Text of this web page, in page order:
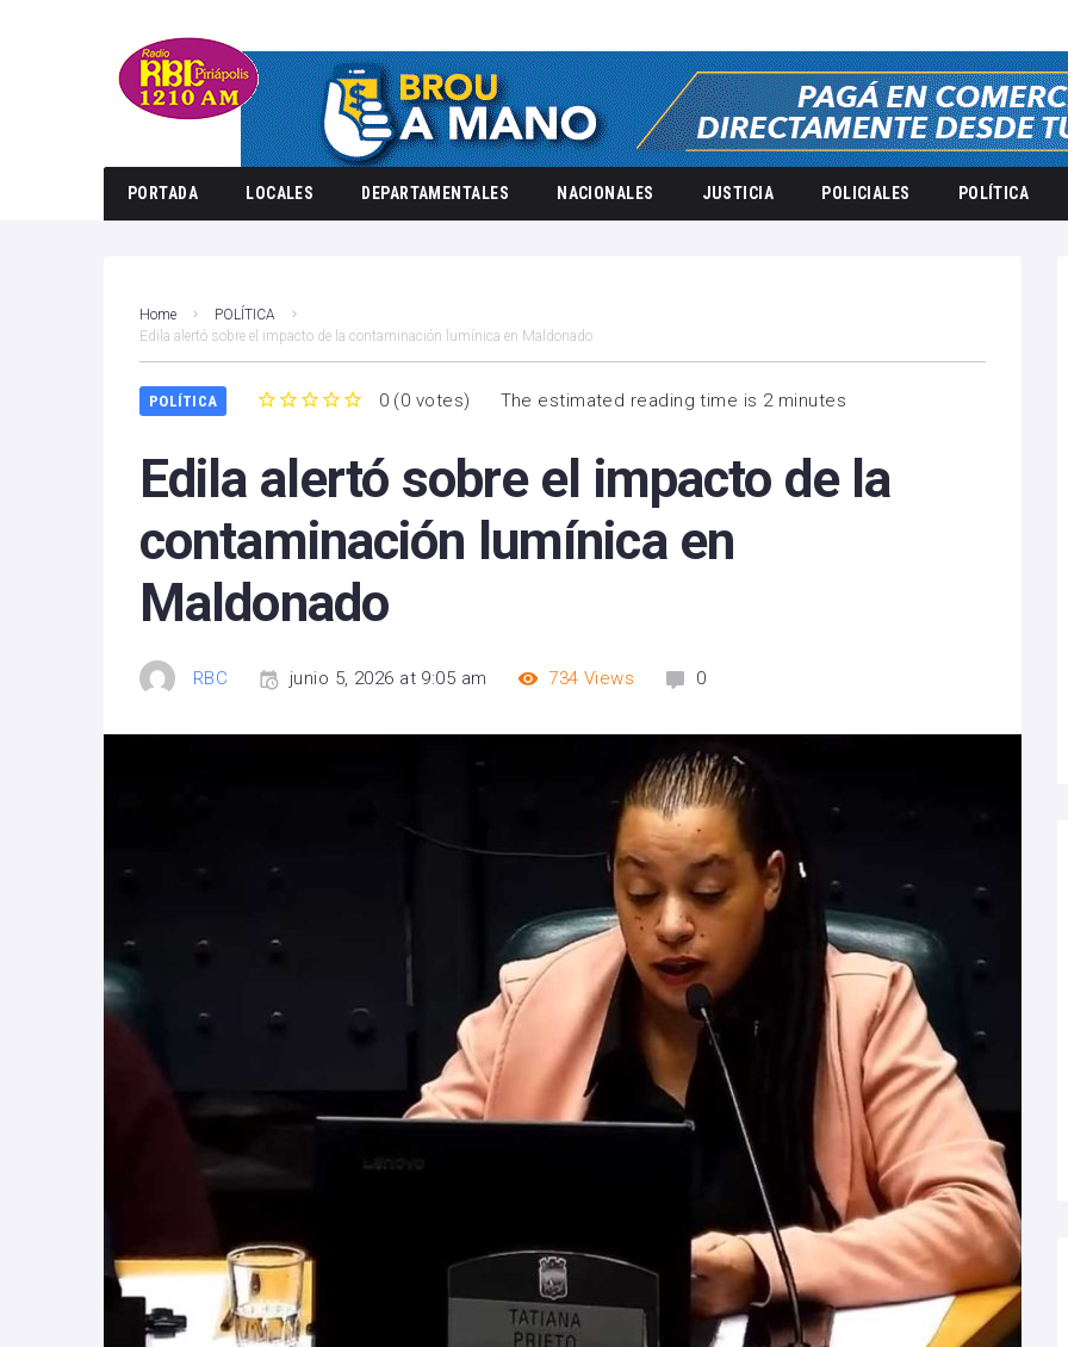
PORTADA LOCALES DEPARTAMENTALES NACIONALES JUSTICIA POLICIALES POLÍTICA
Home
POLÍTICA
Edila alertó sobre el impacto de la contaminación lumínica en Maldonado
POLÍTICA 0 (0 votes) The estimated reading time is 2 minutes
Edila alertó sobre el impacto de la
contaminación lumínica en
Maldonado
RBC junio 5, 2026 at 9:05 am 734 Views 0